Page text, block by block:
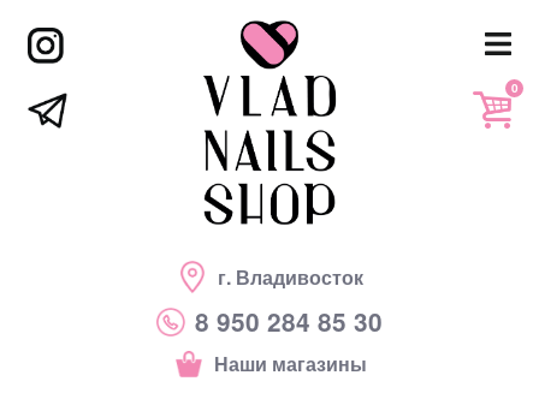
г. Владивосток
8 950 284 85 30
Наши магазины
0